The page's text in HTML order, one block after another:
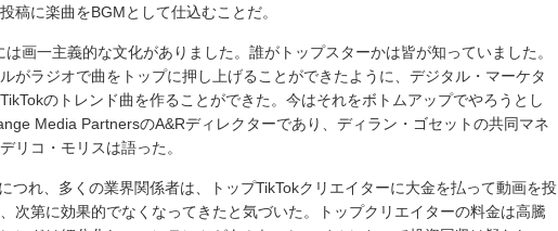
稿に楽曲をBGMとして仕込むことだ。
画一主義的な文化がありました。誰がトップスターかは皆が知っていました。
がラジオで曲をトップに押し上げることができたように、デジタル・マーケタ
のトレンド曲を作ることができた。今はそれをボトムアップでやろうとし
Media PartnersのA&Rディレクターであり、ディラン・ゴセットの共同マネ
リコ・モリスは語った。
つれ、多くの業界関係者は、トップTikTokクリエイターに大金を払って動画を投
次第に効果的でなくなってきたと気づいた。トップクリエイターの料金は高騰